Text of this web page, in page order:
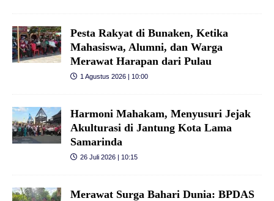
Pesta Rakyat di Bunaken, Ketika
Mahasiswa, Alumni, dan Warga
Merawat Harapan dari Pulau
1 Agustus 2026 | 10:00
Harmoni Mahakam, Menyusuri Jejak
Akulturasi di Jantung Kota Lama
Samarinda
26 Juli 2026 | 10:15
Merawat Surga Bahari Dunia: BPDAS